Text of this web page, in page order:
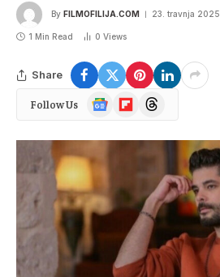
By FILMOFILIJA.COM 23. travnja 2025.
1 Min Read 0 Views
Share
Follow Us
Google
News
FlipboardThreads